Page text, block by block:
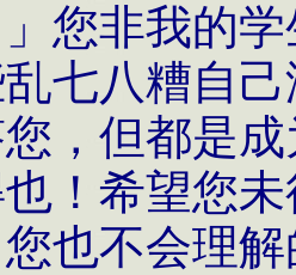
您非我的
七八糟自
，但都是
！希望您
也不会理